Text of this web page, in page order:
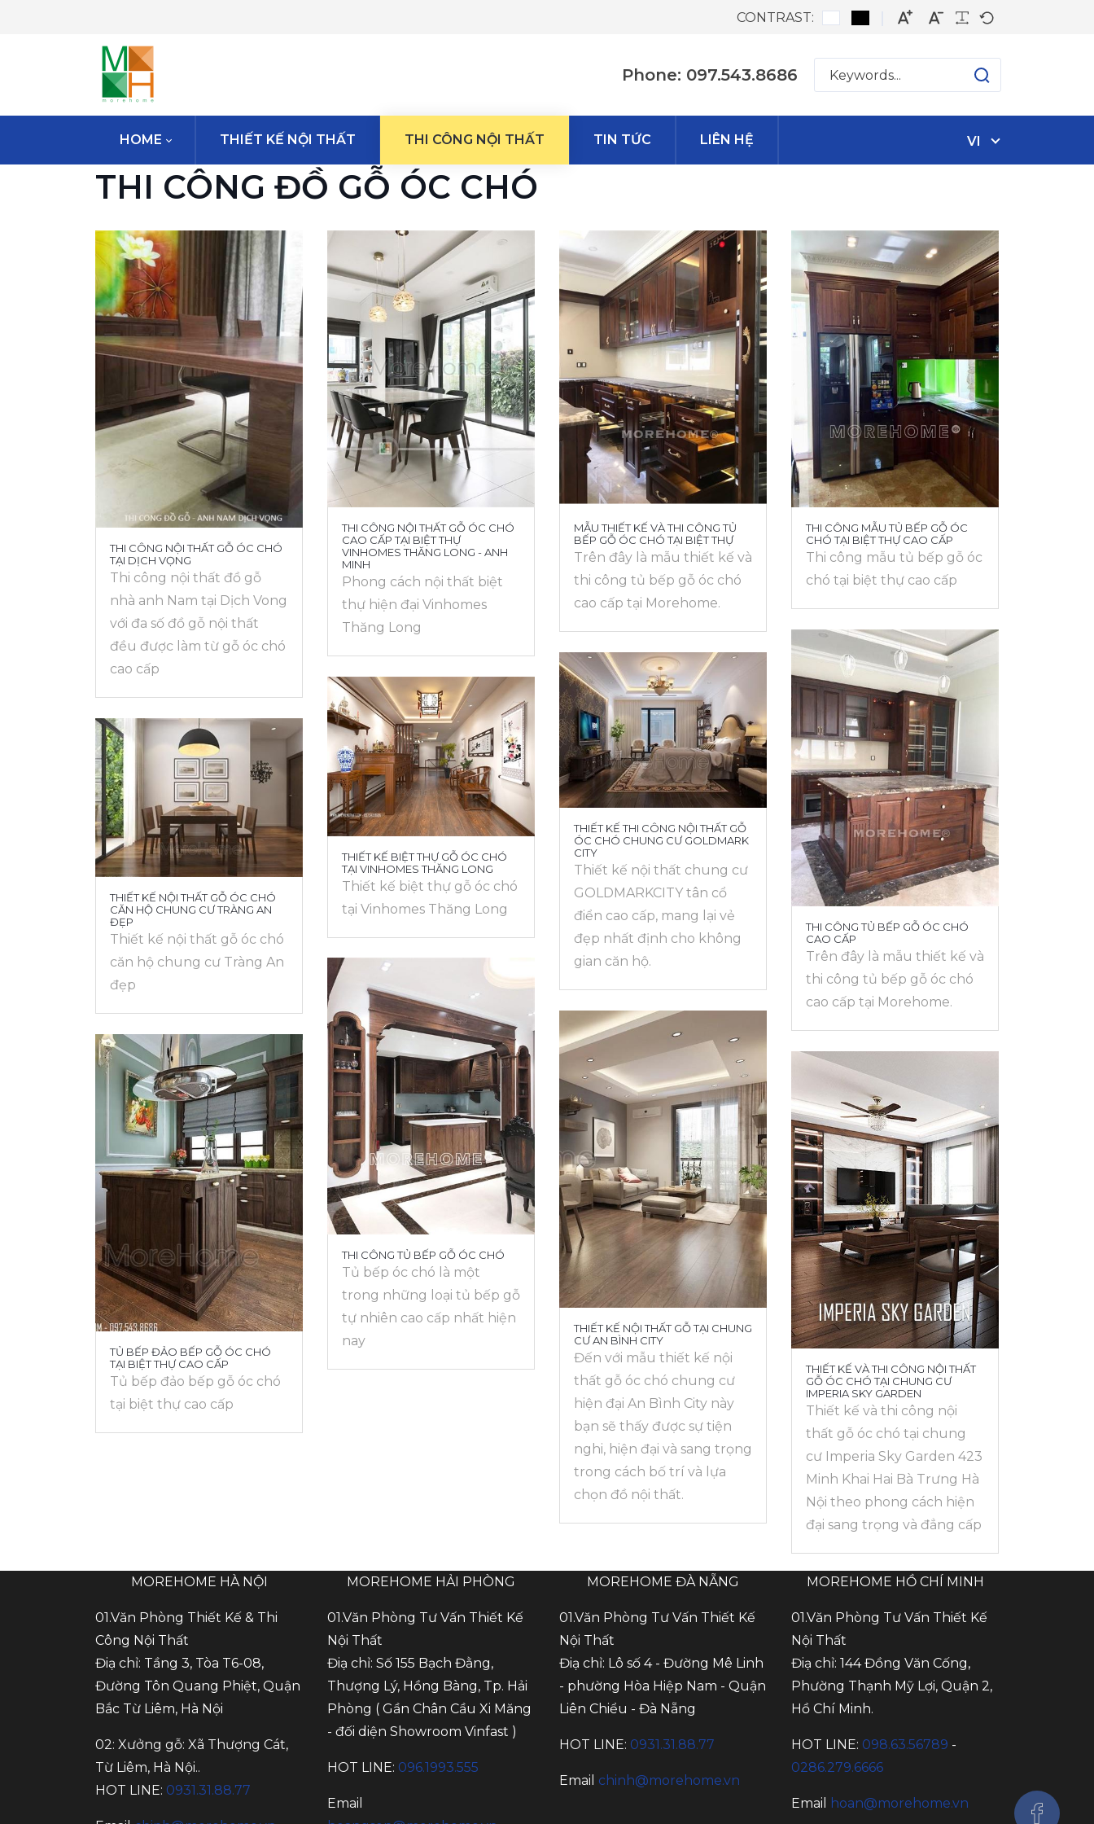
CONTRAST:
Phone: 097.543.8686
HOME THIẾT KẾ NỘI THẤT THI CÔNG NỘI THẤT TIN TỨC LIÊN HỆ VI
THI CÔNG ĐỒ GỖ ÓC CHÓ
THIẾT KẾ VÀ THI CÔNG NỘI THẤT
GỖ ÓC CHÓ TẠI CHUNG CƯ
IMPERIA SKY GARDEN
Thiết kế và thi công nội
thất gỗ óc chó tại chung
cư Imperia Sky Garden 423
Minh Khai Hai Bà Trưng Hà
Nội theo phong cách hiện
đại sang trọng và đẳng cấp
TỦ BẾP ĐẢO BẾP GỖ ÓC CHÓ
TẠI BIỆT THỰ CAO CẤP
Tủ bếp đảo bếp gỗ óc chó
tại biệt thự cao cấp
THIẾT KẾ NỘI THẤT GỖ TẠI CHUNG
CƯ AN BÌNH CITY
Đến với mẫu thiết kế nội
thất gỗ óc chó chung cư
hiện đại An Bình City này
bạn sẽ thấy được sự tiện
nghi, hiện đại và sang trọng
trong cách bố trí và lựa
chọn đồ nội thất.
THI CÔNG TỦ BẾP GỖ ÓC CHÓ
Tủ bếp óc chó là một
trong những loại tủ bếp gỗ
tự nhiên cao cấp nhất hiện
nay
THIẾT KẾ NỘI THẤT GỖ ÓC CHÓ
CĂN HỘ CHUNG CƯ TRÀNG AN
ĐẸP
Thiết kế nội thất gỗ óc chó
căn hộ chung cư Tràng An
đẹp
THIẾT KẾ BIỆT THỰ GỖ ÓC CHÓ
TẠI VINHOMES THĂNG LONG
Thiết kế biệt thự gỗ óc chó
tại Vinhomes Thăng Long
THIẾT KẾ THI CÔNG NỘI THẤT GỖ
ÓC CHÓ CHUNG CƯ GOLDMARK
CITY
Thiết kế nội thất chung cư
GOLDMARKCITY tân cổ
điển cao cấp, mang lại vẻ
đẹp nhất định cho không
gian căn hộ.
THI CÔNG TỦ BẾP GỖ ÓC CHÓ
CAO CẤP
Trên đây là mẫu thiết kế và
thi công tủ bếp gỗ óc chó
cao cấp tại Morehome.
THI CÔNG MẪU TỦ BẾP GỖ ÓC
CHÓ TẠI BIỆT THỰ CAO CẤP
Thi công mẫu tủ bếp gỗ óc
chó tại biệt thự cao cấp
MẪU THIẾT KẾ VÀ THI CÔNG TỦ
BẾP GỖ ÓC CHÓ TẠI BIỆT THỰ
Trên đây là mẫu thiết kế và
thi công tủ bếp gỗ óc chó
cao cấp tại Morehome.
THI CÔNG NỘI THẤT GỖ ÓC CHÓ
CAO CẤP TẠI BIỆT THỰ
VINHOMES THĂNG LONG - ANH
MINH
Phong cách nội thất biệt
thự hiện đại Vinhomes
Thăng Long
THI CÔNG NỘI THẤT GỖ ÓC CHÓ
TẠI DỊCH VỌNG
Thi công nội thất đồ gỗ
nhà anh Nam tại Dịch Vong
với đa số đồ gỗ nội thất
đều được làm từ gỗ óc chó
cao cấp
MOREHOME HÀ NỘI
01.Văn Phòng Thiết Kế & Thi
Công Nội Thất
Điạ chỉ: Tầng 3, Tòa T6-08,
Đường Tôn Quang Phiệt, Quận
Bắc Từ Liêm, Hà Nội
02: Xưởng gỗ: Xã Thượng Cát,
Từ Liêm, Hà Nội..
HOT LINE: 0931.31.88.77
MOREHOME HẢI PHÒNG
01.Văn Phòng Tư Vấn Thiết Kế
Nội Thất
Điạ chỉ: Số 155 Bạch Đằng,
Thượng Lý, Hồng Bàng, Tp. Hải
Phòng ( Gần Chân Cầu Xi Măng
- đối diện Showroom Vinfast )
HOT LINE: 096.1993.555
Email
MOREHOME ĐÀ NẴNG
01.Văn Phòng Tư Vấn Thiết Kế
Nội Thất
Điạ chỉ: Lô số 4 - Đường Mê Linh
- phường Hòa Hiệp Nam - Quận
Liên Chiểu - Đà Nẵng
HOT LINE: 0931.31.88.77
Email chinh@morehome.vn
MOREHOME HỒ CHÍ MINH
01.Văn Phòng Tư Vấn Thiết Kế
Nội Thất
Điạ chỉ: 144 Đồng Văn Cống,
Phường Thạnh Mỹ Lợi, Quận 2,
Hồ Chí Minh.
HOT LINE: 098.63.56789 -
0286.279.6666
Email hoan@morehome.vn